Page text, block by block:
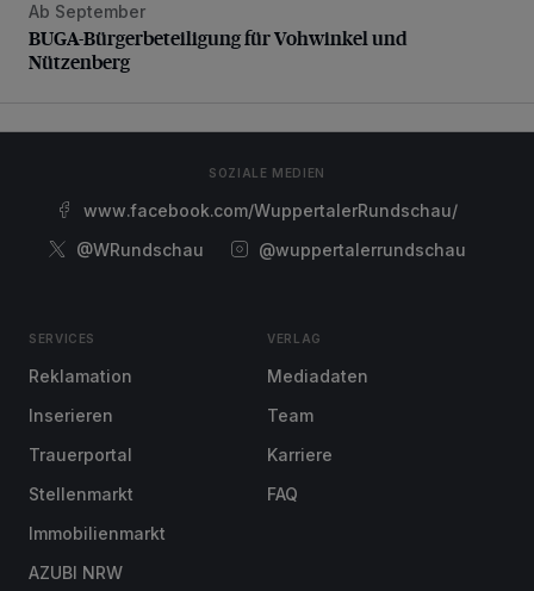
BUGA-Bürgerbeteiligung für Vohwinkel und Nützenberg
Ab September
BUGA-Bürgerbeteiligung für Vohwinkel und
Nützenberg
SOZIALE MEDIEN
www.facebook.com/WuppertalerRundschau/
@WRundschau
@wuppertalerrundschau
SERVICES
Reklamation
Inserieren
Trauerportal
Stellenmarkt
Immobilienmarkt
AZUBI NRW
VERLAG
Mediadaten
Team
Karriere
FAQ